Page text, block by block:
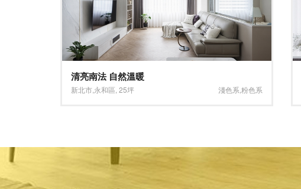
挑逗視覺的設計升華
台北市 松山區 32坪 淺色系 灰色系